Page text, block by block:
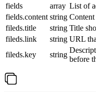
fields
array List of
fields.content string
fileds.title
string Title
fileds.link
string URL
fileds.key
string
before